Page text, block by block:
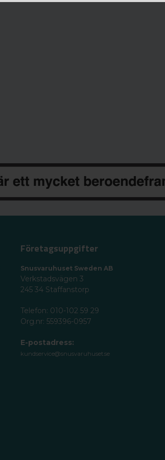
Företagsuppgifter
Snusvaruhuset Sweden AB
Verkstadsvägen 3
245 34 Staffanstorp
Telefon: 010-102 59 29
Org.nr: 559396-0957
E-postadress:
kundservice@snusvaruhuset.se